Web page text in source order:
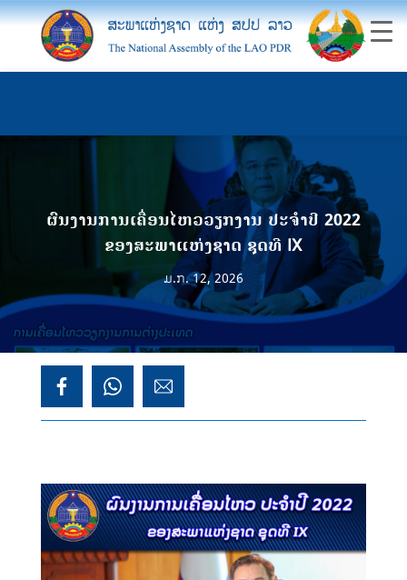
ຜົນງານການເຄື່ອນໄຫວວຽກງານ ປະຈໍາປີ 2022
ຂອງສະພາແຫ່ງຊາດ ຊຸດທີ IX
ມ.ກ. 12, 2026